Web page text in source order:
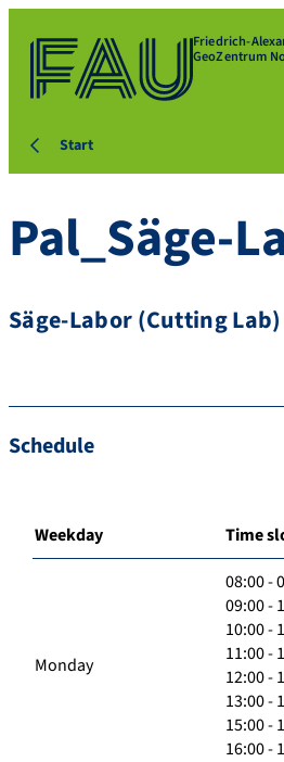
Friedrich-
GeoZentrum
Start
Pal_Säge-
Säge-Labor (Cutting Lab)
Schedule
Weekday Time
Monday
08:00 -
09:00 -
10:00 -
11:00 -
12:00 -
13:00 -
15:00 -
16:00 -